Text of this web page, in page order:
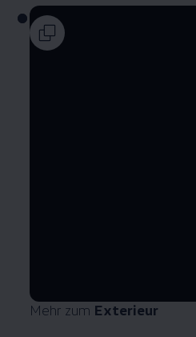
Mehr zum Exterieur